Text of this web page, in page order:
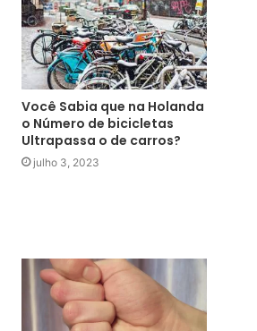
Você Sabia que na Holanda
o Número de bicicletas
Ultrapassa o de carros?
julho 3, 2023